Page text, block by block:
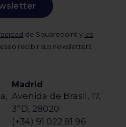
de Squarepoint y las
recibir sus newsletters.
Madrid
Avenida de Brasil, 17,
3ºD, 28020
(+34) 91 022 81 96